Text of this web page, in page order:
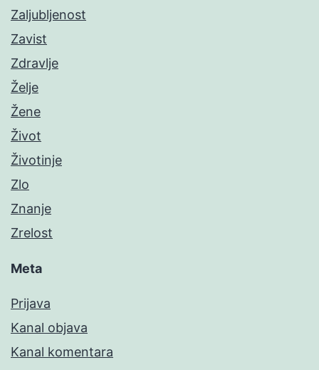
Zaljubljenost
Zavist
Zdravlje
Želje
Žene
Život
Životinje
Zlo
Znanje
Zrelost
Meta
Prijava
Kanal objava
Kanal komentara